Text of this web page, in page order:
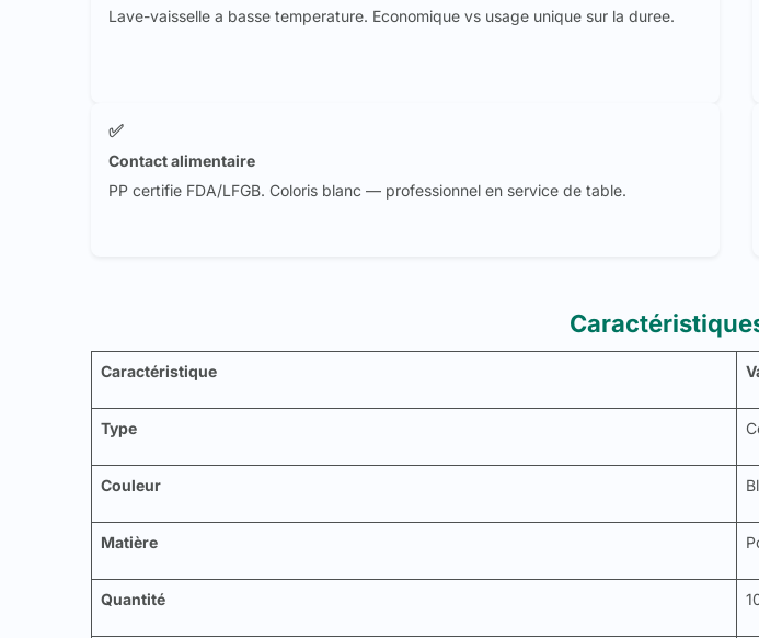
Lave-vaisselle a basse temperature. Economique vs usage unique sur la duree.
✅
Contact alimentaire
PP certifie FDA/LFGB. Coloris blanc — professionnel en service de table.
Caractéristique
Type
Couleur
Matière
Quantité